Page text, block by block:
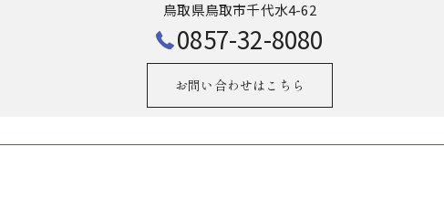
鳥取県鳥取市千代水4-62
0857-32-8080
お問い合わせはこちら